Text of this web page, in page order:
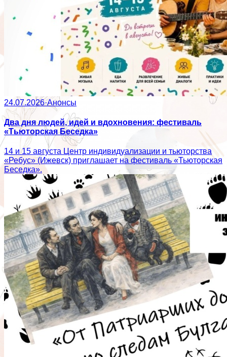
24.07.2026·Анонсы
Два дня людей, идей и вдохновения: фестиваль
«Тьюторская Беседка»
14 и 15 августа Центр индивидуализации и тьюторства
«Ребус» (Ижевск) приглашает на фестиваль «Тьюторская
Беседка».